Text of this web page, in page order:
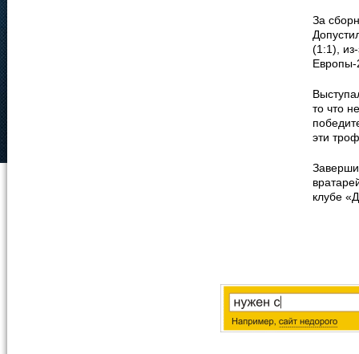
За
(1:1),
Европы-
то что
эти
клубе